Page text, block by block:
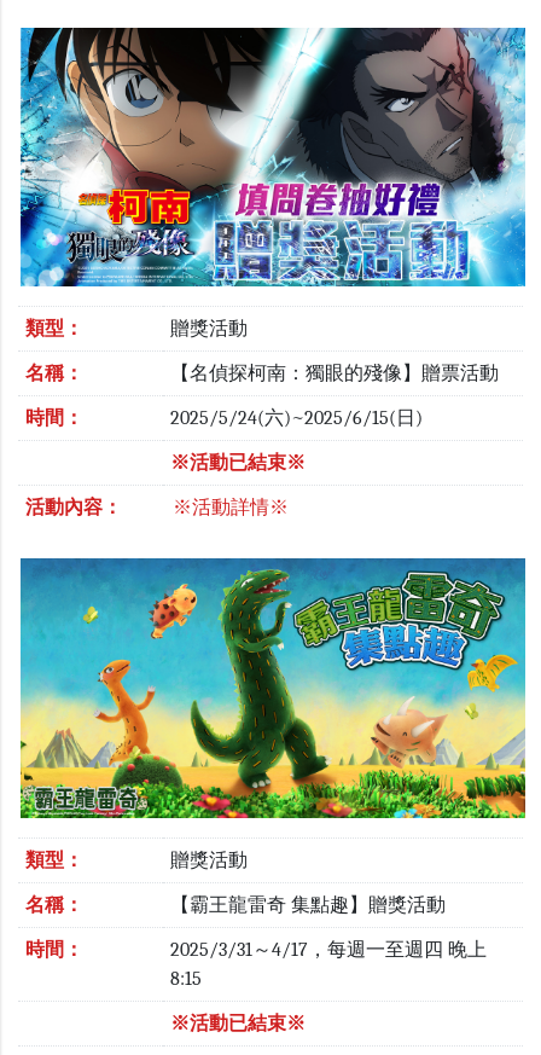
類型： 贈獎活動
名稱： 【名偵探柯南：獨眼的殘像】贈票活動
時間： 2025/5/24(六)~2025/6/15(日)
※活動已結束※
活動內容： ※活動詳情※
類型： 贈獎活動
名稱： 【霸王龍雷奇 集點趣】贈獎活動
時間：
2025/3/31～4/17，每週一至週四 晚上
8:15
※活動已結束※